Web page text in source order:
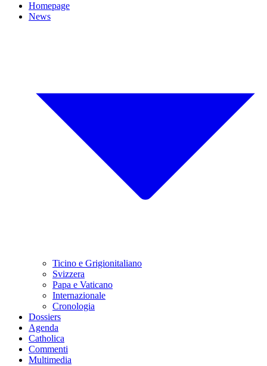
Homepage
News
Ticino e Grigionitaliano
Svizzera
Papa e Vaticano
Internazionale
Cronologia
Dossiers
Agenda
Catholica
Commenti
Multimedia